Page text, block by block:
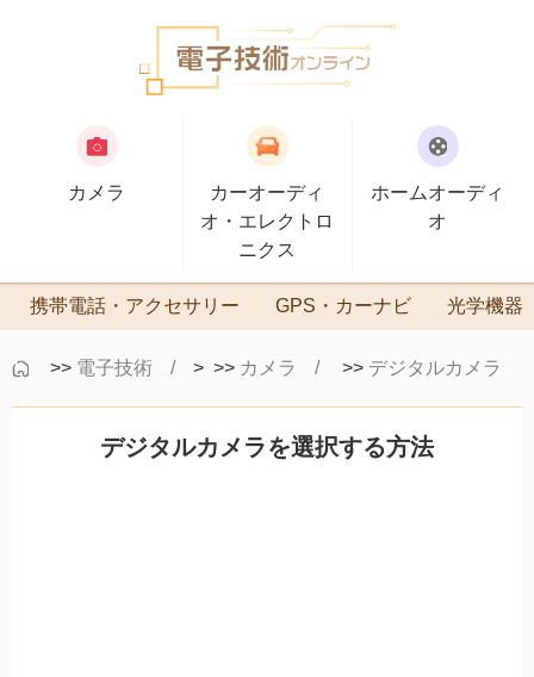
カメラ
カーオーディ
オ・エレクトロ
ニクス
ホームオーディ
オ
携帯電話・アクセサリー GPS・カーナビ 光学機器
>> 電子技術 > >> カメラ >> デジタルカメラ
デジタルカメラを選択する方法